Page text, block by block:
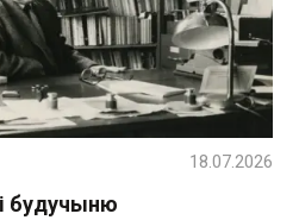
будучыню
18.07.2026